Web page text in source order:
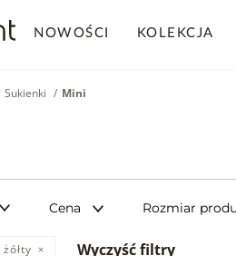
NOWOŚCI KOLEKCJA
Sukienki Mini
Cena Rozmiar
żółty Wyczyść filtry